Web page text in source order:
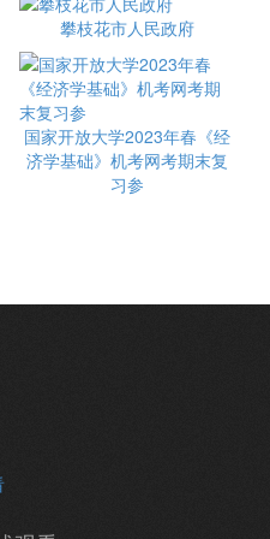
攀枝花市人民政府
国家开放大学2023年春《经
济学基础》机考网考期末复
习参